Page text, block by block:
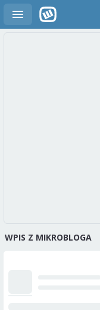
WPIS Z MIKROBLOGA